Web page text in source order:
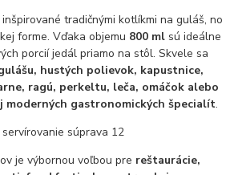
tradičnými kotlíkmi na guláš, no
forme. Vďaka objemu 800 ml sú ideálne
porcií jedál priamo na stôl. Skvele sa
hustých polievok, kapustnice,
ragú, perkeltu, leča, omáčok alebo
moderných gastronomických špecialít.
je výbornou voľbou pre reštaurácie,